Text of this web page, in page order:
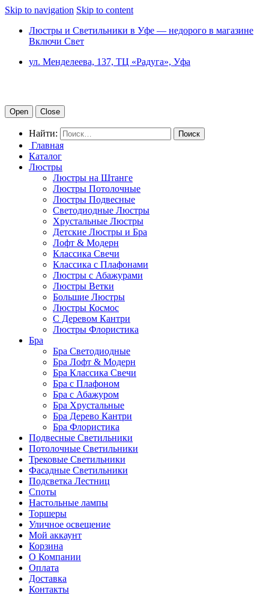
Skip to navigation Skip to content
Люстры и Светильники в Уфе — недорого в магазине
Включи Свет
ул. Менделеева, 137, ТЦ «Радуга», Уфа
Open Close
Найти:
Главная
Каталог
Люстры
Люстры на Штанге
Люстры Потолочные
Люстры Подвесные
Светодиодные Люстры
Хрустальные Люстры
Детские Люстры и Бра
Лофт & Модерн
Классика Свечи
Классика с Плафонами
Люстры с Абажурами
Люстры Ветки
Большие Люстры
Люстры Космос
С Деревом Кантри
Люстры Флористика
Бра
Бра Светодиодные
Бра Лофт & Модерн
Бра Классика Свечи
Бра с Плафоном
Бра с Абажуром
Бра Хрустальные
Бра Дерево Кантри
Бра Флористика
Подвесные Светильники
Потолочные Светильники
Трековые Светильники
Фасадные Светильники
Подсветка Лестниц
Споты
Настольные лампы
Торшеры
Уличное освещение
Мой аккаунт
Корзина
О Компании
Оплата
Доставка
Контакты